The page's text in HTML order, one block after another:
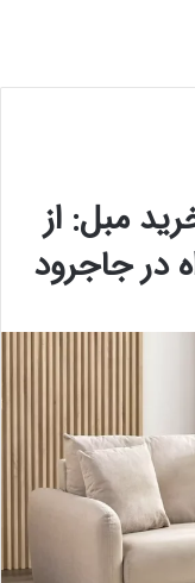
مبل: از
در جاجرود